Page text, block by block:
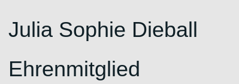
Julia Sophie Dieball
Ehrenmitglied